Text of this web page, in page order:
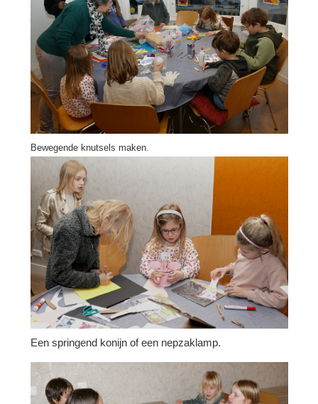
Bewegende knutsels maken.
Een springend konijn of een nepzaklamp.